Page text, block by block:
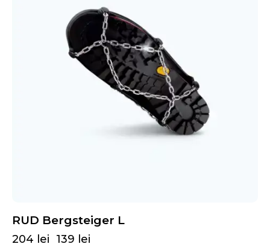
RUD Bergsteiger L
204 lei 139 lei